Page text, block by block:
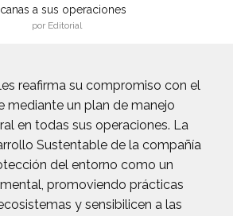
a sus operaciones
por Editorial
reafirma su compromiso con el
mediante un plan de manejo
en todas sus operaciones. La
Sustentable de la compañía
del entorno como un
promoviendo prácticas
y sensibilicen a las